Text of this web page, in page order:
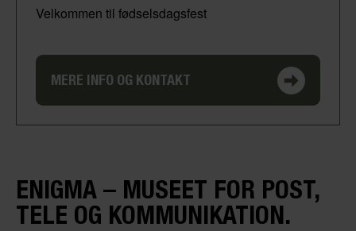
Velkommen til fødselsdagsfest
MERE INFO OG KONTAKT
ENIGMA – MUSEET FOR POST,
TELE OG KOMMUNIKATION.